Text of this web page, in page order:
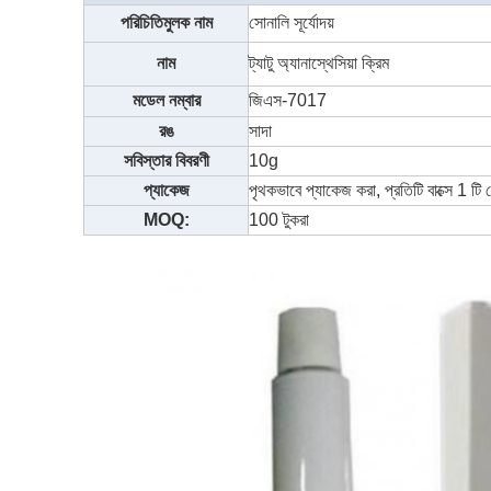
পরিচিতিমুলক নাম সোনালি সূর্যোদয়
নাম
ট্যাটু অ্যানাস্থেসিয়া ক্রিম
মডেল নম্বার
জিএস-7017
রঙ
সাদা
সবিস্তার বিবরণী
10g
প্যাকেজ
পৃথকভাবে প্যাকেজ করা, প্রতিটি বাক্সে 1 টি
MOQ:
100 টুকরা